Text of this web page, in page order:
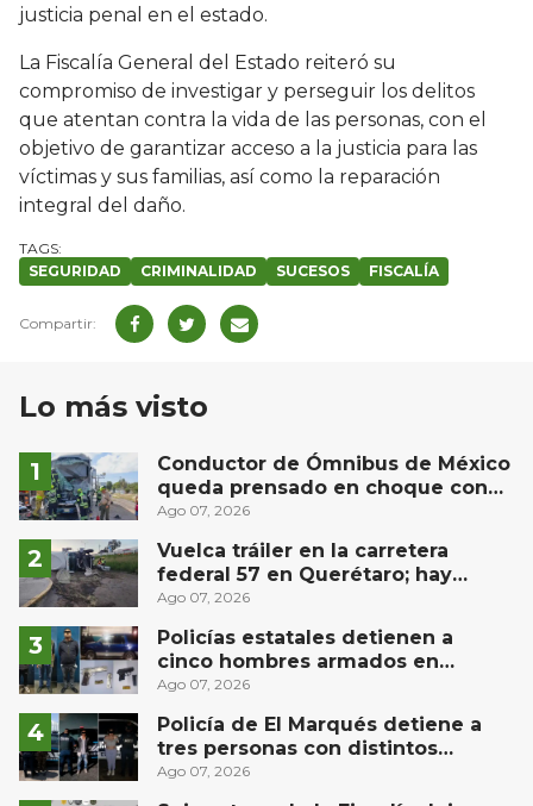
justicia penal en el estado.
La Fiscalía General del Estado reiteró su
compromiso de investigar y perseguir los delitos
que atentan contra la vida de las personas, con el
objetivo de garantizar acceso a la justicia para las
víctimas y sus familias, así como la reparación
integral del daño.
SEGURIDAD CRIMINALIDAD SUCESOS FISCALÍA
Lo más visto
Conductor de Ómnibus de México
queda prensado en choque con
materialista en San Juan del Río
Ago 07, 2026
Vuelca tráiler en la carretera
federal 57 en Querétaro; hay
derrame de combustible
Ago 07, 2026
Policías estatales detienen a
cinco hombres armados en
Puebla capital
Ago 07, 2026
Policía de El Marqués detiene a
tres personas con distintos
narcóticos
Ago 07, 2026